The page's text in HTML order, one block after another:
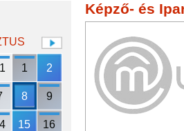
1 2
8 9
15 16
Képző- és